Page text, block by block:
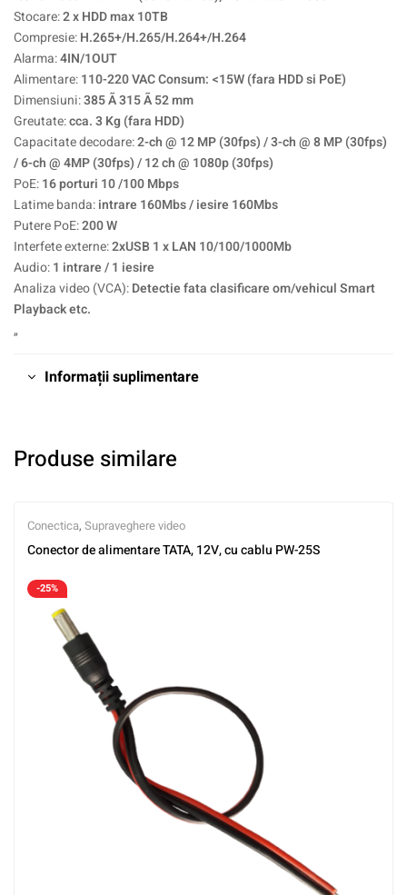
Stocare:2 x HDD max 10TB
Compresie:H.265+/H.265/H.264+/H.264
Alarma:4IN/1OUT
Alimentare:110-220 VAC Consum: <15W (fara HDD si PoE)
Dimensiuni:385 Ã 315 Ã 52 mm
Greutate:cca. 3 Kg (fara HDD)
Capacitate decodare:2-ch @ 12 MP (30fps) / 3-ch @ 8 MP (30fps)
/ 6-ch @ 4MP (30fps) / 12 ch @ 1080p (30fps)
PoE:16 porturi 10 /100 Mbps
Latime banda:intrare 160Mbs / iesire 160Mbs
Putere PoE:200 W
Interfete externe:2xUSB 1 x LAN 10/100/1000Mb
Audio:1 intrare / 1 iesire
Analiza video (VCA):Detectie fata clasificare om/vehicul Smart
Playback etc.
„
Informații suplimentare
Produse similare
Conectica, Supraveghere video
Conector de alimentare TATA, 12V, cu cablu PW-25S
-25%